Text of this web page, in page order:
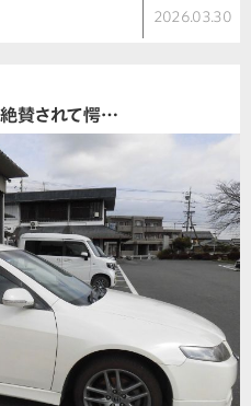
2026.03.30
賛されて愕…